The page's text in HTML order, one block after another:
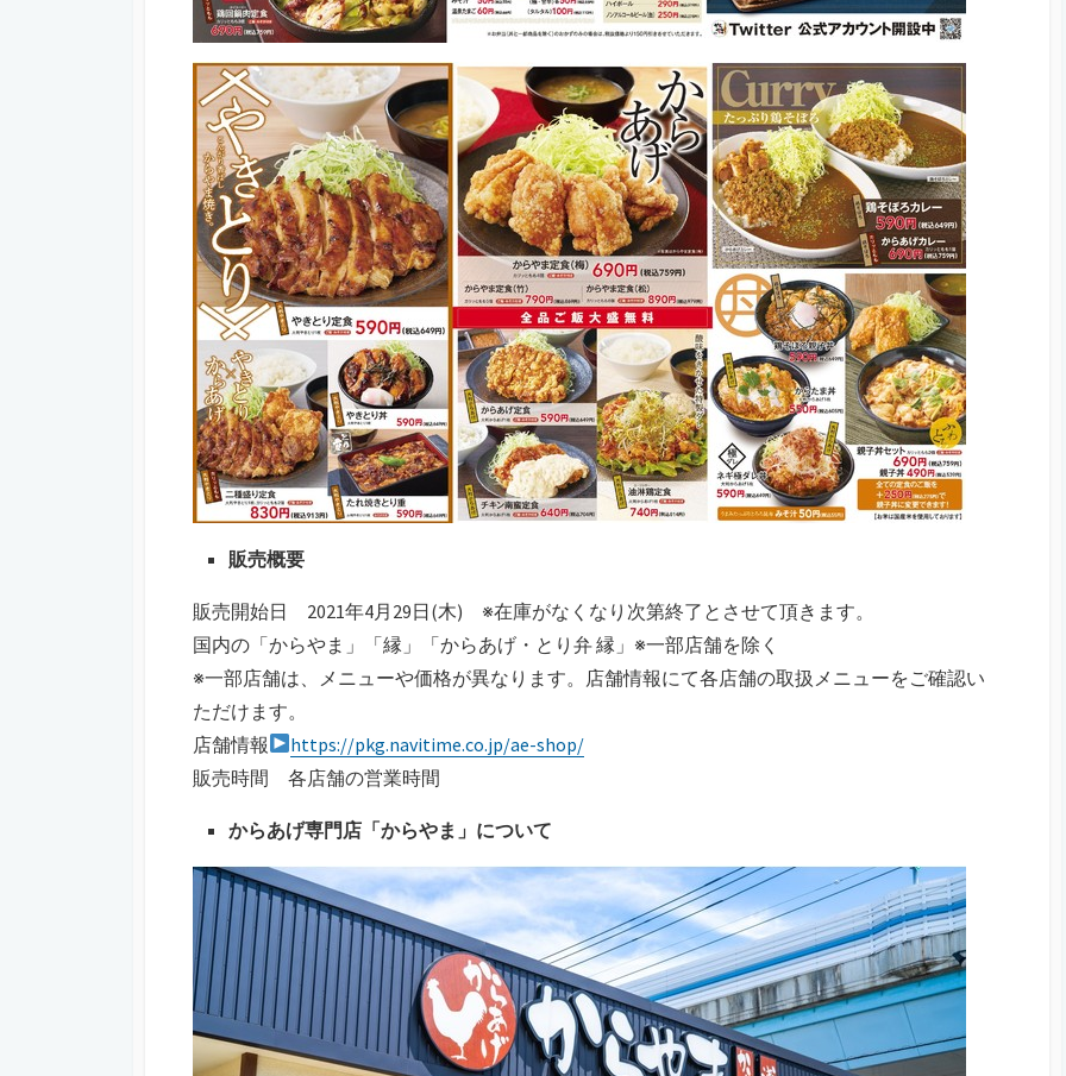
販売概要
販売開始日 2021年4月29日(木) ※在庫がなくなり次第終了とさせて頂きます。
国内の「からやま」「縁」「からあげ・とり弁 縁」※一部店舗を除く
※一部店舗は、メニューや価格が異なります。店舗情報にて各店舗の取扱メニューをご確認い
ただけます。
店舗情報
https://pkg.navitime.co.jp/ae-shop/
販売時間 各店舗の営業時間
からあげ専門店「からやま」について